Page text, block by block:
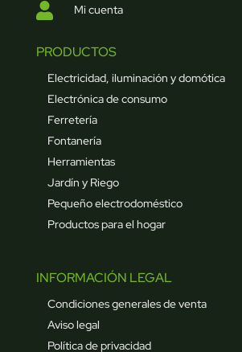
 Mi cuenta
PRODUCTOS
Electricidad, iluminación y domótica
Electrónica de consumo
Ferretería
Fontanería
Herramientas
Jardín y Riego
Pequeño electrodoméstico
Productos para el hogar
INFORMACIÓN LEGAL
Condiciones generales de venta
Aviso legal
Política de privacidad